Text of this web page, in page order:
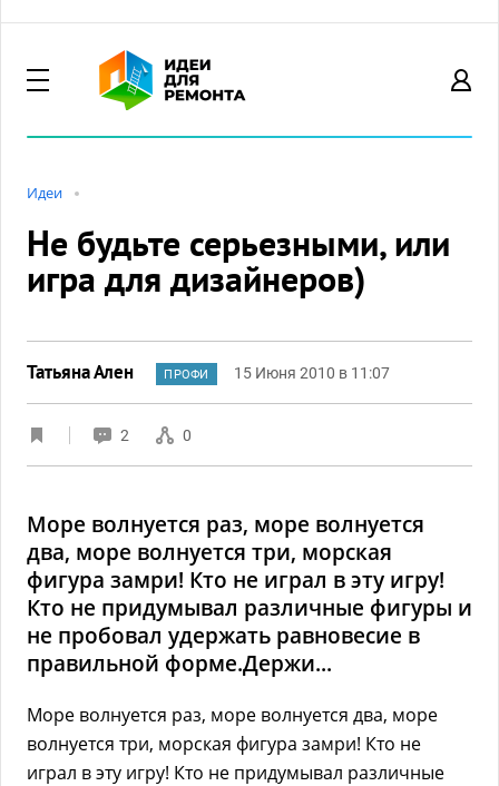
Идеи
Не будьте серьезными, или
игра для дизайнеров)
Татьяна Ален ПРОФИ 15 Июня 2010 в 11:07
2 0
Море волнуется раз, море волнуется
два, море волнуется три, морская
фигура замри! Кто не играл в эту игру!
Кто не придумывал различные фигуры и
не пробовал удержать равновесие в
правильной форме.Держи...
Море волнуется раз, море волнуется два, море
волнуется три, морская фигура замри! Кто не
играл в эту игру! Кто не придумывал различные